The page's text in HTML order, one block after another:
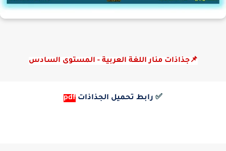
📌جذاذات منار اللغة العربية - المستوى السادس
✅ رابط تحميل الجذاذات pdf